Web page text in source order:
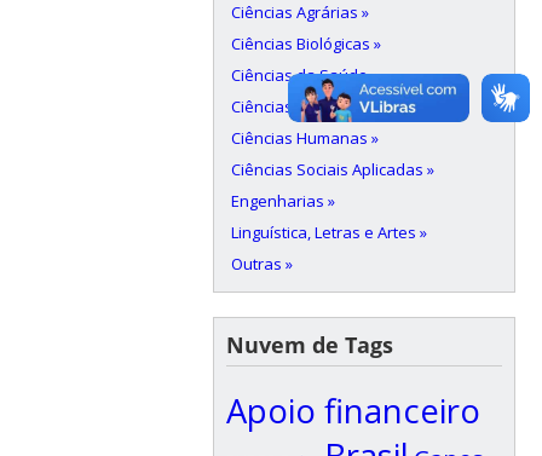
Ciências Agrárias »
Ciências Biológicas »
Ciências da Saúde »
Ciências Exatas e da Terra »
Ciências Humanas »
Ciências Sociais Aplicadas »
Engenharias »
Linguística, Letras e Artes »
Outras »
Nuvem de Tags
Apoio financeiro